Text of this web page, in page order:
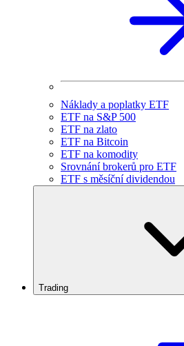
Náklady a poplatky ETF
ETF na S&P 500
ETF na zlato
ETF na Bitcoin
ETF na komodity
Srovnání brokerů pro ETF
ETF s měsíční dividendou
Trading